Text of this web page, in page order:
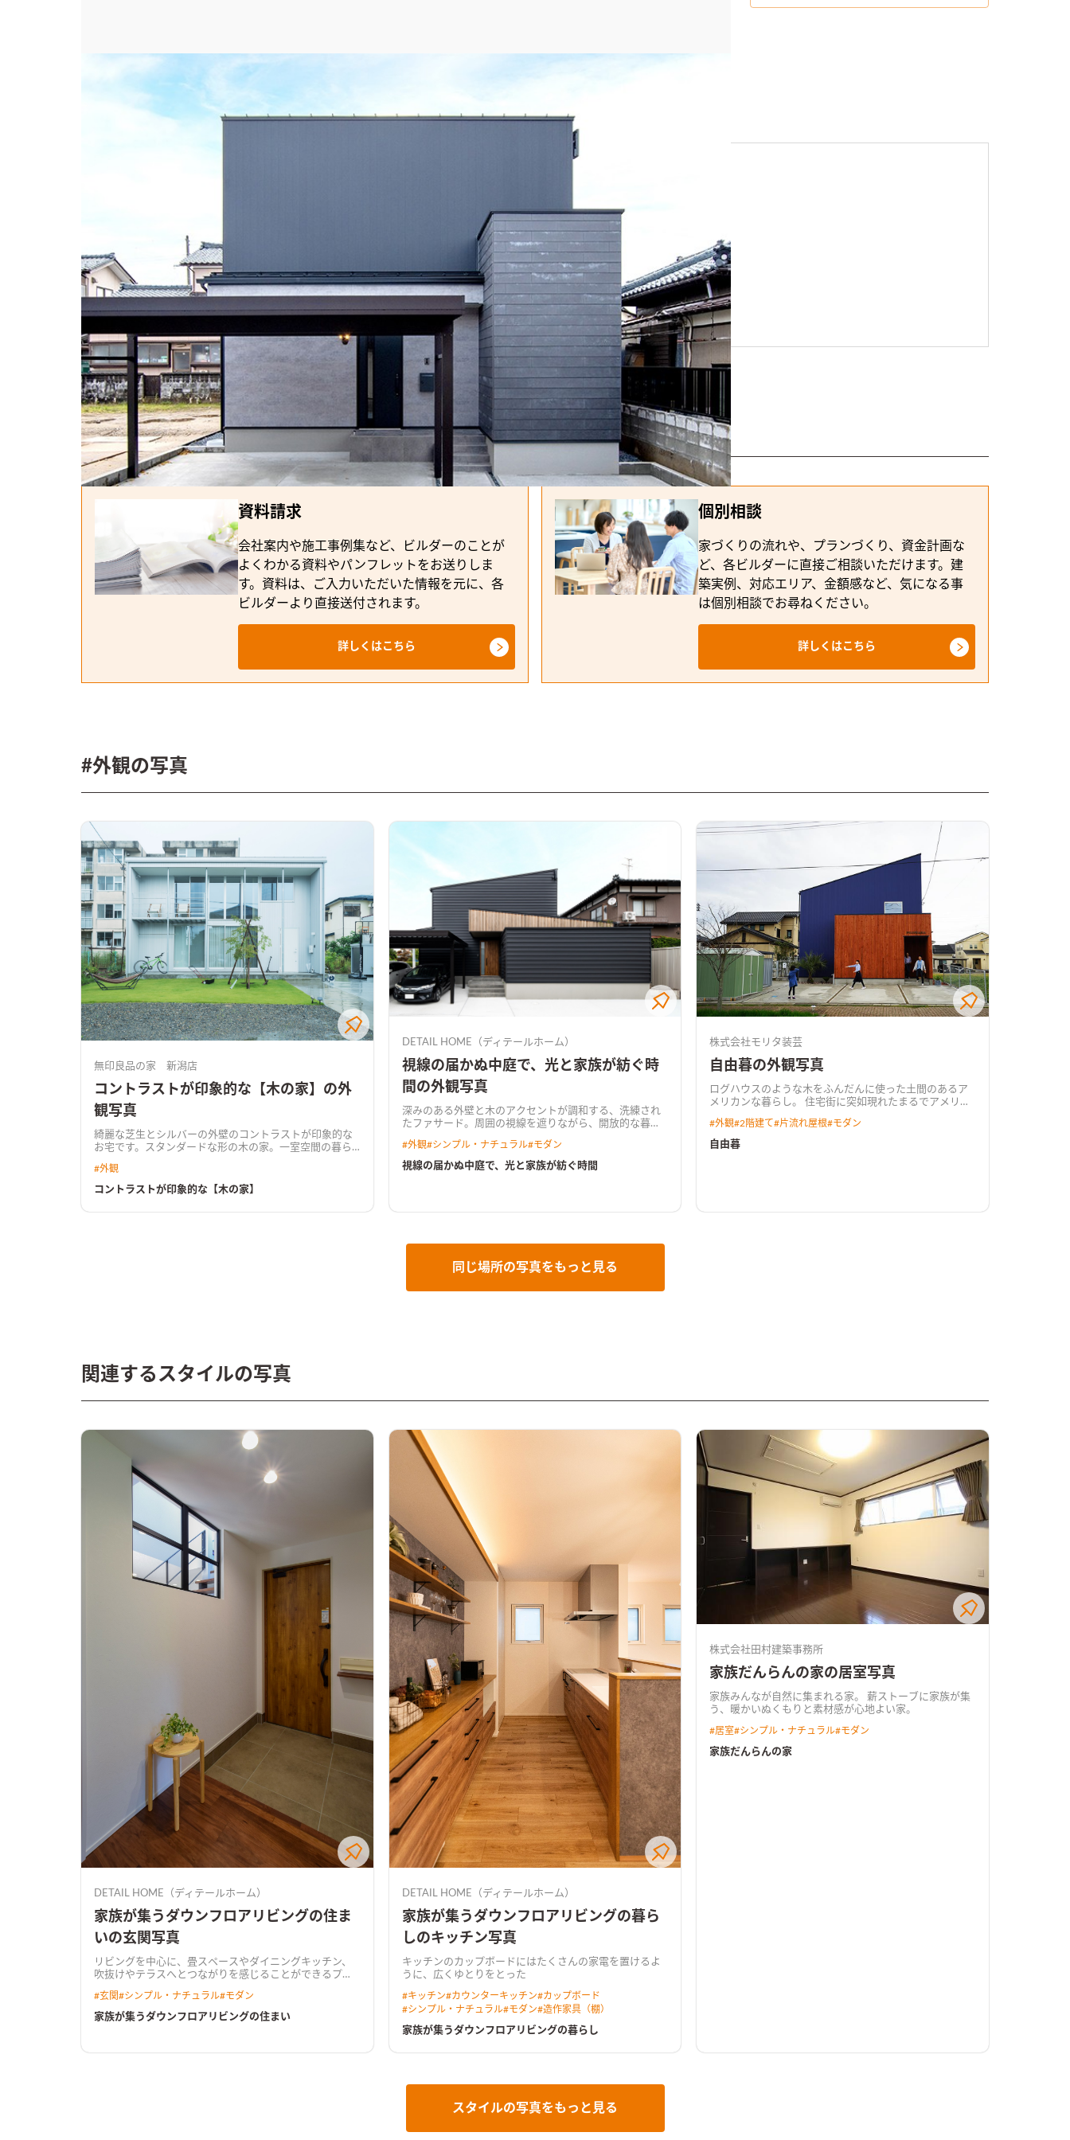
窓のないシンプルなファサード。1階を窯業系、2階を金属系サイディングで変化をつけた
DETAIL HOME（ディテールホーム）
建築実例 「家族」「近所」への配慮、気兼ねなく安らげる住まい
このビルダーが気になる方へ
資料請求
会社案内や施工事例集など、ビルダーのことが
よくわかる資料やパンフレットをお送りしま
す。資料は、ご入力いただいた情報を元に、各
ビルダーより直接送付されます。
詳しくはこちら
個別相談
家づくりの流れや、プランづくり、資金計画な
ど、各ビルダーに直接ご相談いただけます。建
築実例、対応エリア、金額感など、気になる事
は個別相談でお尋ねください。
詳しくはこちら
#外観の写真
無印良品の家 新潟店
コントラストが印象的な【木の家】の外
観写真
綺麗な芝生とシルバーの外壁のコントラストが印象的な
お宅です。スタンダードな形の木の家。一室空間の暮ら
#外観
コントラストが印象的な【木の家】
DETAIL HOME（ディテールホーム）
視線の届かぬ中庭で、光と家族が紡ぐ時
間の外観写真
深みのある外壁と木のアクセントが調和する、洗練され
たファサード。周囲の視線を遮りながら、開放的な暮ら
#外観#シンプル・ナチュラル#モダン
視線の届かぬ中庭で、光と家族が紡ぐ時間
株式会社モリタ装芸
自由暮の外観写真
ログハウスのような木をふんだんに使った土間のあるア
メリカンな暮らし。 住宅街に突如現れたまるでアメリカ
ちが伸び伸びと成長できる家にしたい、それでいて暮ら
しやすい家がいい。そんな理想を詰め込みました。
#外観#2階建て#片流れ屋根#モダン
自由暮
同じ場所の写真をもっと見る
関連するスタイルの写真
DETAIL HOME（ディテールホーム）
家族が集うダウンフロアリビングの住ま
いの玄関写真
リビングを中心に、畳スペースやダイニングキッチン、
吹抜けやテラスへとつながりを感じることができるプラ
生活を楽しくする。 リビング入り口にはオリジナルの造
作建具を使用し、空間にアクセントをつけた。 水回りは
#玄関#シンプル・ナチュラル#モダン
家族が集うダウンフロアリビングの住まい
DETAIL HOME（ディテールホーム）
家族が集うダウンフロアリビングの暮ら
しのキッチン写真
キッチンのカップボードにはたくさんの家電を置けるよ
うに、広くゆとりをとった
#キッチン#カウンターキッチン#カップボード
#シンプル・ナチュラル#モダン#造作家具（棚）
家族が集うダウンフロアリビングの暮らし
株式会社田村建築事務所
家族だんらんの家の居室写真
家族みんなが自然に集まれる家。 薪ストーブに家族が集
う、暖かいぬくもりと素材感が心地よい家。
#居室#シンプル・ナチュラル#モダン
家族だんらんの家
スタイルの写真をもっと見る